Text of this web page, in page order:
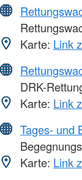
Karte: Link
DRK-
Karte: Link
Tages- und
Karte: Link